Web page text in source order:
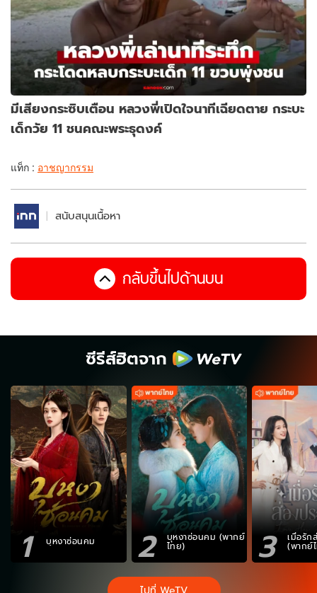
มีเสียงกระซิบเตือน หลวงพี่เปิดใจนาทีเฉียดตาย กระบะ
เด็กวัย 11 ชนคณะพระธุดงค์
แท็ก : อาชญากรรม
สนับสนุนเนื้อหา
กลับขึ้นไปด้านบน
ซีรีส์ฮิตจาก
1 บุหงาซ่อนคม 2 บุหงาซ่อนคม (พากย์
ไทย) 3 เมื่อรัก
(พากย์
ไปที่ WeTV